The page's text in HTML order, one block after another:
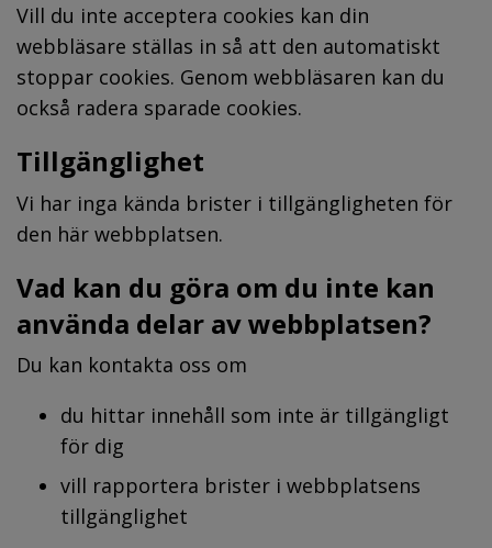
Vill du inte acceptera cookies kan din
webbläsare ställas in så att den automatiskt
stoppar cookies. Genom webbläsaren kan du
också radera sparade cookies.
Tillgänglighet
Vi har inga kända brister i tillgängligheten för
den här webbplatsen.
Vad kan du göra om du inte kan
använda delar av webbplatsen?
Du kan kontakta oss om
du hittar innehåll som inte är tillgängligt
för dig
vill rapportera brister i webbplatsens
tillgänglighet